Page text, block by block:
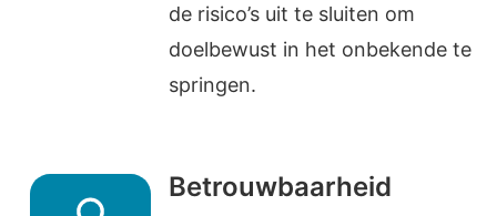
de risico’s uit te sluiten om
doelbewust in het onbekende te
springen.
Betrouwbaarheid